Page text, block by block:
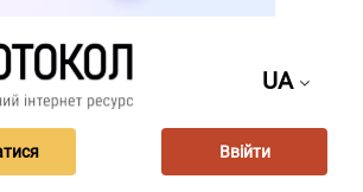
UA
Ввійти